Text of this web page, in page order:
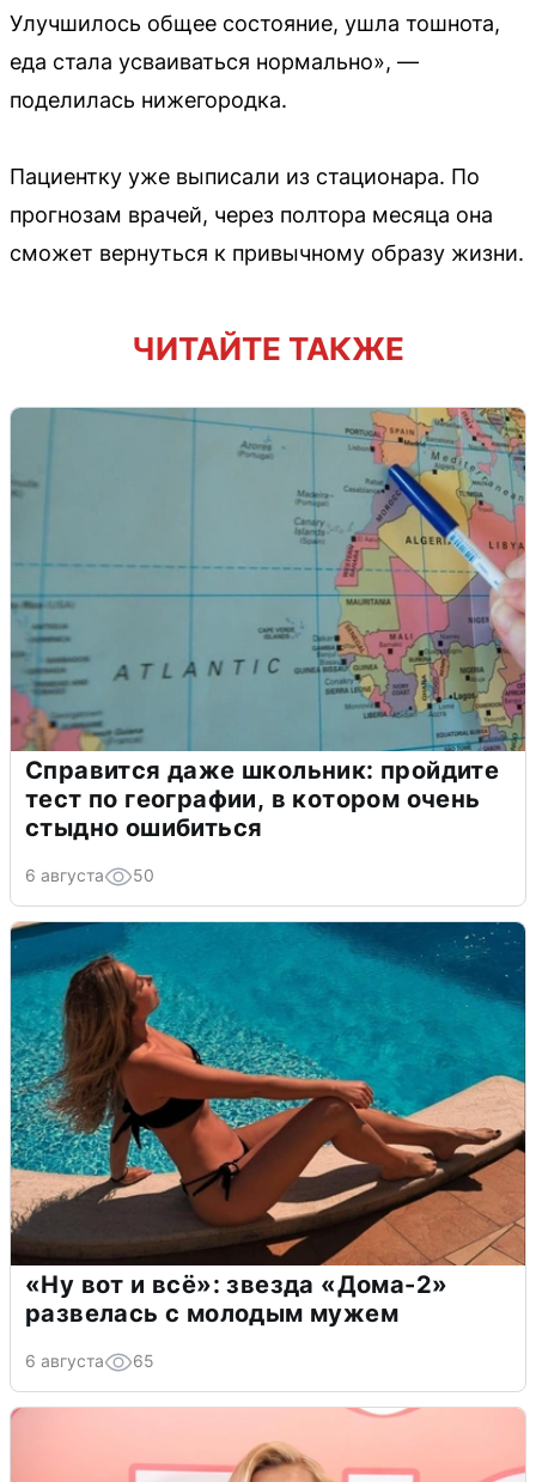
Улучшилось общее состояние, ушла тошнота,
еда стала усваиваться нормально», —
поделилась нижегородка.
Пациентку уже выписали из стационара. По
прогнозам врачей, через полтора месяца она
сможет вернуться к привычному образу жизни.
ЧИТАЙТЕ ТАКЖЕ
Справится даже школьник: пройдите
тест по географии, в котором очень
стыдно ошибиться
6 августа 50
«Ну вот и всё»: звезда «Дома-2»
развелась с молодым мужем
6 августа 65